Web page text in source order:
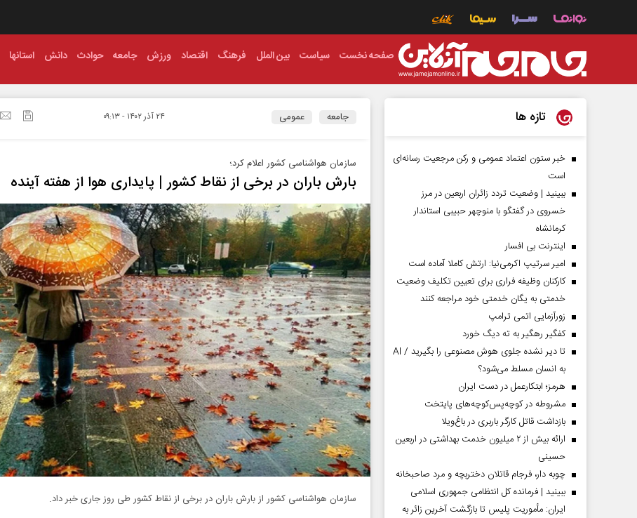
صفحه نخست سیاست بین الملل فرهنگ اقتصاد ورزش جامعه حوادث دانش استانها
جامعه عمومی ۲۴ آذر ۱۴۰۲ - ۰۹:۱۳
سازمان هواشناسی کشور اعلام کرد؛
بارش باران در برخی از نقاط کشور | پایداری هوا از هفته آینده
سازمان هواشناسی کشور از بارش باران در برخی از نقاط کشور طی روز جاری خبر داد.
تازه ها
خبر ستون اعتماد عمومی و رکن مرجعیت رسانه‌ای
است
ببینید | وضعیت تردد زائران اربعین در مرز
خسروی در گفتگو با منوچهر حبیبی استاندار
کرمانشاه
اینترنت بی افسار
امیر سرتیپ اکرمی‌نیا: ارتش کاملا آماده است
کارکنان وظیفه فراری برای تعیین تکلیف وضعیت
خدمتی به یگان خدمتی خود مراجعه کنند
زورآزمایی اتمی ترامپ
کفگیر رهگیر به ته دیگ خورد
تا دیر نشده جلوی هوش مصنوعی را بگیرید / AI
به انسان مسلط می‌شود؟
هرمز؛ ابتکارعمل در دست ایران
مشروطه در کوچه‌پس‌کوچه‌های پایتخت
بازداشت قاتل کارگر باربری در باغ‌ویلا
ارائه بیش از ۲ میلیون خدمت بهداشتی در اربعین
حسینی
چوبه دار، فرجام قاتلان دختربچه و مرد صاحبخانه
ببینید | فرمانده کل انتظامی جمهوری اسلامی
ایران­: مأموریت پلیس تا بازگشت آخرین زائر به